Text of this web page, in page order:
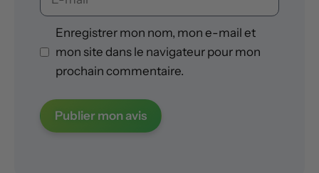
mail
Enregistrer mon nom, mon e-mail et
mon site dans le navigateur pour mon
prochain commentaire.